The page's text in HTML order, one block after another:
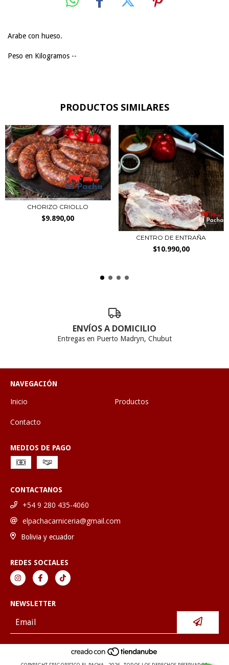
Arabe con hueso.
Peso en Kilogramos --
PRODUCTOS SIMILARES
CHORIZO CRIOLLO
$9.890,00
CENTRO DE ENTRAÑA
$10.990,00
ENVÍOS A DOMICILIO
Entregas en Puerto Madryn, Chubut
NAVEGACIÓN
Inicio Productos
Contacto
MEDIOS DE PAGO
CONTACTANOS
+54 9 280 435-4060
elpachacarniceria@gmail.com
Bolivia y ecuador
REDES SOCIALES
NEWSLETTER